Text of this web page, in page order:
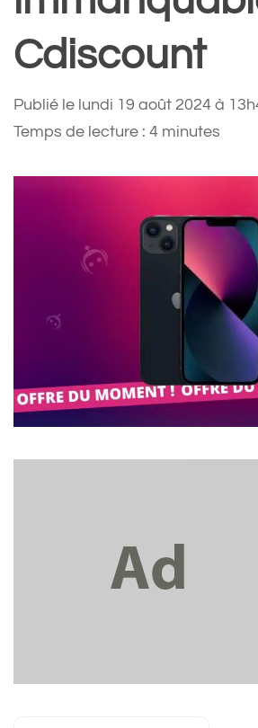
Cdiscount
Publié le lundi 19 août 2024 à
Temps de lecture : 4 minutes